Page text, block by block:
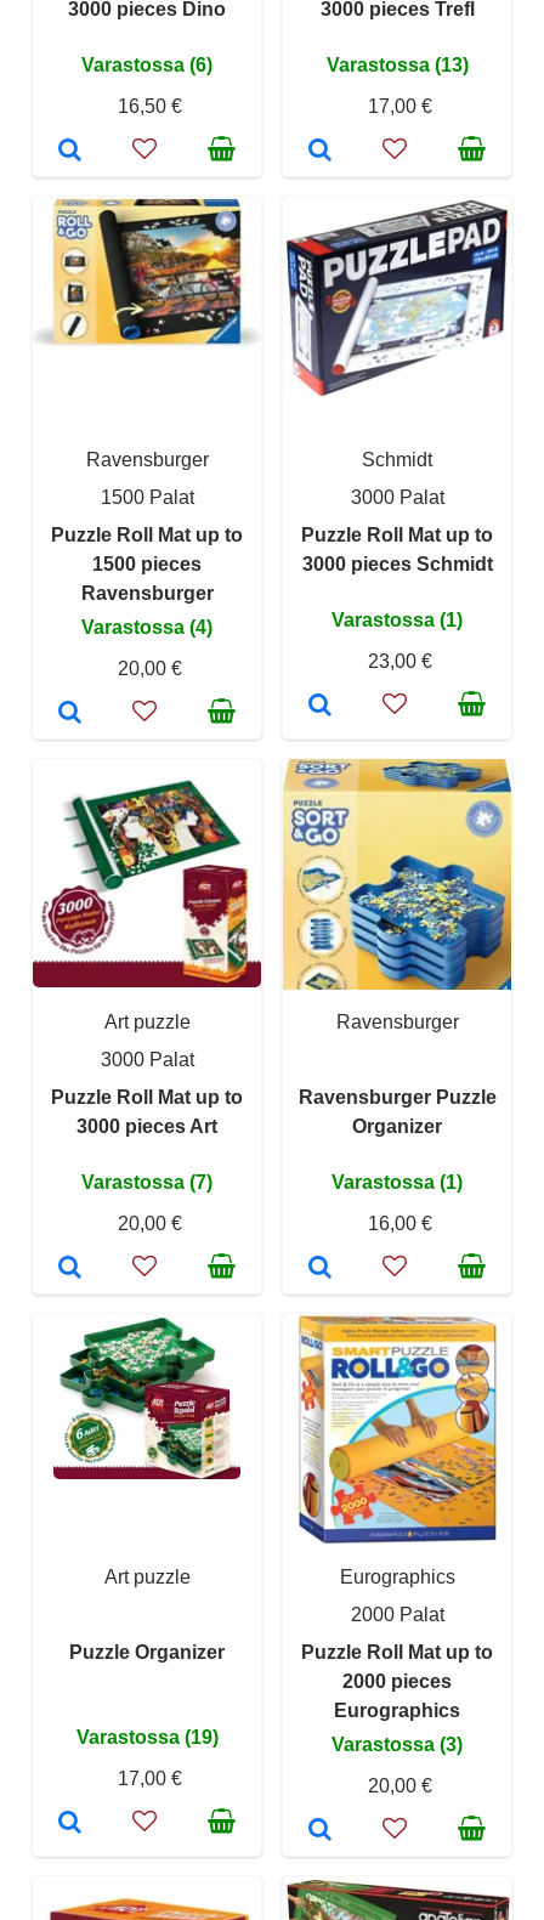
3000 pieces Dino
Varastossa (6)
16,50 €
3000 pieces Trefl
Varastossa (13)
17,00 €
Ravensburger
1500 Palat
Puzzle Roll Mat up to
1500 pieces
Ravensburger
Varastossa (4)
20,00 €
Schmidt
3000 Palat
Puzzle Roll Mat up to
3000 pieces Schmidt
Varastossa (1)
23,00 €
Art puzzle
3000 Palat
Puzzle Roll Mat up to
3000 pieces Art
Varastossa (7)
20,00 €
Ravensburger
Ravensburger Puzzle
Organizer
Varastossa (1)
16,00 €
Art puzzle
Puzzle Organizer
Varastossa (19)
17,00 €
Eurographics
2000 Palat
Puzzle Roll Mat up to
2000 pieces
Eurographics
Varastossa (3)
20,00 €